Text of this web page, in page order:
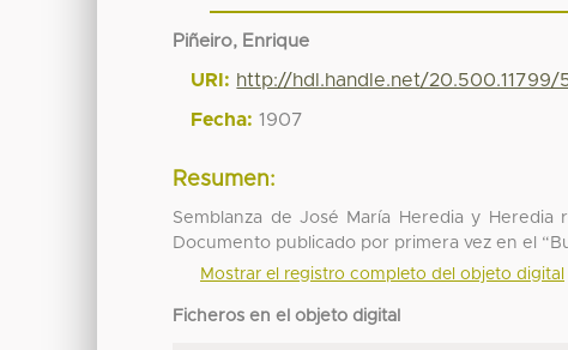
Piñeiro, Enrique
URI: http://hdl.handle.net/20.500.11799/
Fecha: 1907
Resumen:
Semblanza de José María Heredia y
Documento publicado por primera vez en el
Mostrar el registro completo del objeto digital
Ficheros en el objeto digital